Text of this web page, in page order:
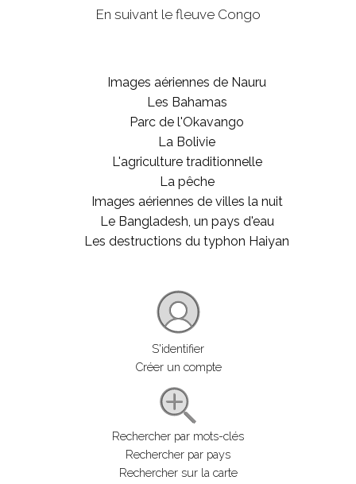
En suivant le fleuve Congo
Images aériennes de Nauru
Les Bahamas
Parc de l'Okavango
La Bolivie
L'agriculture traditionnelle
La pêche
Images aériennes de villes la nuit
Le Bangladesh, un pays d'eau
Les destructions du typhon Haiyan
S'identifier
Créer un compte
Rechercher par mots-clés
Rechercher par pays
Rechercher sur la carte